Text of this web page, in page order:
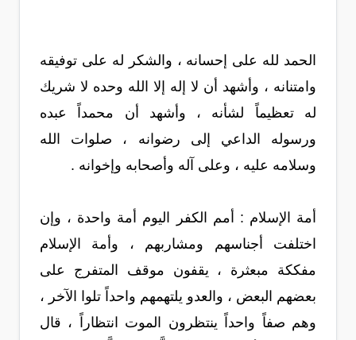
الحمد لله على إحسانه ، والشكر له على توفيقه
وامتنانه ، وأشهد أن لا إله إلا الله وحده لا شريك
له تعظيماً لشأنه ، وأشهد أن محمداً عبده
ورسوله الداعي إلى رضوانه ، صلوات الله
وسلامه عليه ، وعلى آله وأصحابه وإخوانه .
أمة الإسلام : أمم الكفر اليوم أمة واحدة ، وإن
اختلفت أجناسهم ومشاربهم ، وأمة الإسلام
مفككة مبعثرة ، يقفون موقف المتفرج على
بعضهم البعض ، والعدو يلتهمهم واحداً تلوا الآخر ،
وهم صفاً واحداً ينتظرون الموت انتظاراً ، قال